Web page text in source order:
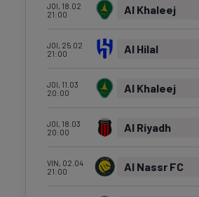
JOI, 18.02
21:00
Al Khaleej
JOI, 25.02
21:00
Al Hilal
JOI, 11.03
20:00
Al Khaleej
JOI, 18.03
20:00
Al Riyadh
VIN, 02.04
21:00
Al Nassr FC